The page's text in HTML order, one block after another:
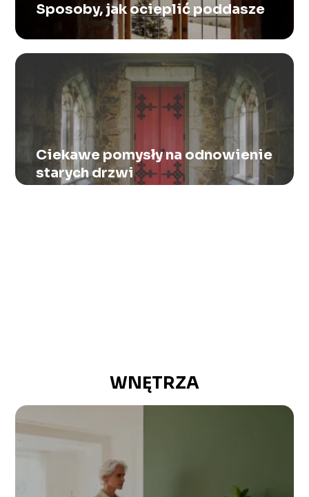
Sposoby, jak ocieplić poddasze
Ciekawe pomysły na odnowienie
starych drzwi
WNĘTRZA